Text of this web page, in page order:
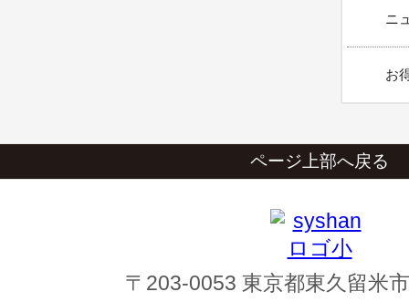
ニ
お
ページ上部へ戻る
〒203-0053 東京都東久留米